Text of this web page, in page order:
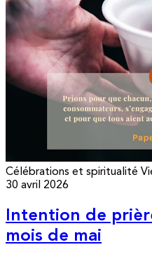
Célébrations et spiritualité
30 avril 2026
Intention de
mois de mai